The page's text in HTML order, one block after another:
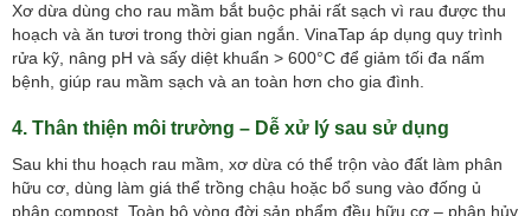
Xơ dừa dùng cho rau mầm bắt buộc phải rất sạch vì rau được thu
hoạch và ăn tươi trong thời gian ngắn. VinaTap áp dụng quy trình
rửa kỹ, nâng pH và sấy diệt khuẩn > 600°C để giảm tối đa nấm
bệnh, giúp rau mầm sạch và an toàn hơn cho gia đình.
4. Thân thiện môi trường – Dễ xử lý sau sử dụng
Sau khi thu hoạch rau mầm, xơ dừa có thể trộn vào đất làm phân
hữu cơ, dùng làm giá thể trồng chậu hoặc bổ sung vào đống ủ
phân compost. Toàn bộ vòng đời sản phẩm đều hữu cơ – phân hủy